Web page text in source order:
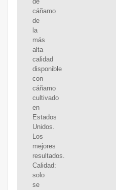
cáñamo
de
la
más
alta
calidad
disponible
con
cáñamo
cultivado
en
Estados
Unidos.
Los
mejores
resultados.
Calidad:
solo
se